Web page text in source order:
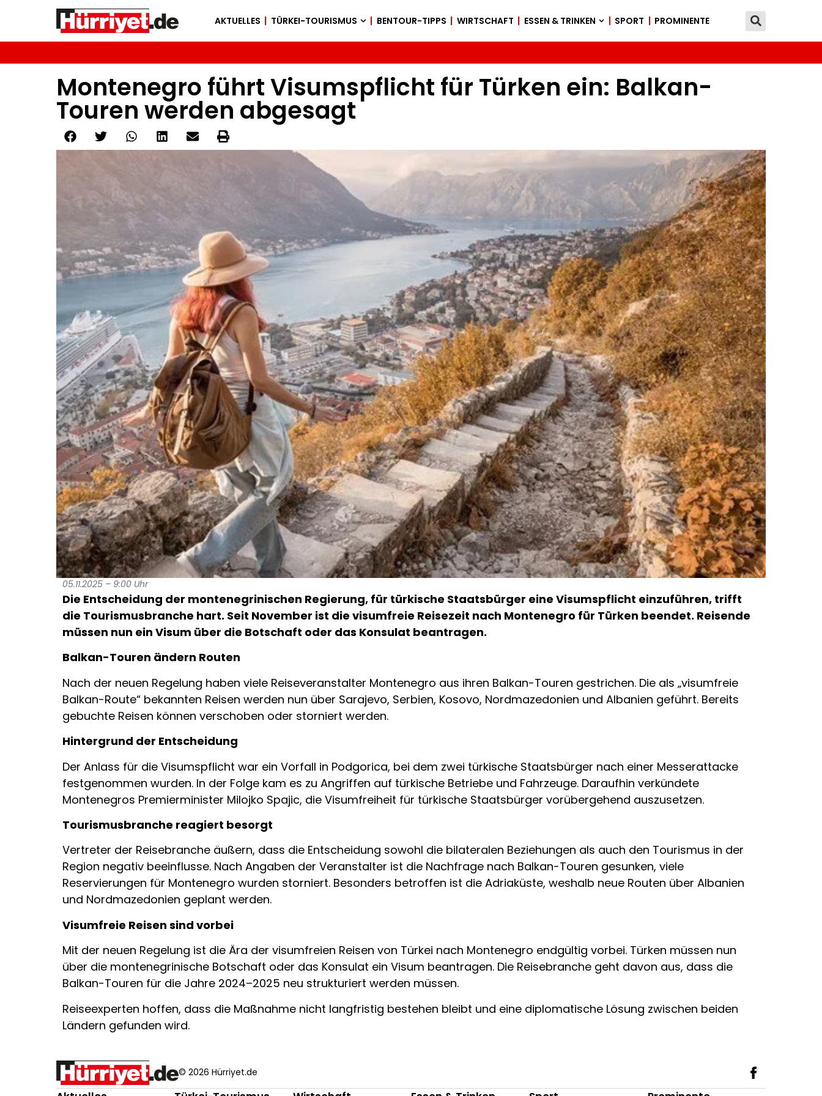
AKTUELLES TÜRKEI-TOURISMUS BENTOUR-TIPPS WIRTSCHAFT ESSEN & TRINKEN SPORT PROMINENTE
Montenegro führt Visumspflicht für Türken ein: Balkan-
Touren werden abgesagt
05.11.2025 – 9:00 Uhr
Die Entscheidung der montenegrinischen Regierung, für türkische Staatsbürger eine Visumspflicht einzuführen, trifft
die Tourismusbranche hart. Seit November ist die visumfreie Reisezeit nach Montenegro für Türken beendet. Reisende
müssen nun ein Visum über die Botschaft oder das Konsulat beantragen.
Balkan-Touren ändern Routen
Nach der neuen Regelung haben viele Reiseveranstalter Montenegro aus ihren Balkan-Touren gestrichen. Die als „visumfreie
Balkan-Route“ bekannten Reisen werden nun über Sarajevo, Serbien, Kosovo, Nordmazedonien und Albanien geführt. Bereits
gebuchte Reisen können verschoben oder storniert werden.
Hintergrund der Entscheidung
Der Anlass für die Visumspflicht war ein Vorfall in Podgorica, bei dem zwei türkische Staatsbürger nach einer Messerattacke
festgenommen wurden. In der Folge kam es zu Angriffen auf türkische Betriebe und Fahrzeuge. Daraufhin verkündete
Montenegros Premierminister Milojko Spajic, die Visumfreiheit für türkische Staatsbürger vorübergehend auszusetzen.
Tourismusbranche reagiert besorgt
Vertreter der Reisebranche äußern, dass die Entscheidung sowohl die bilateralen Beziehungen als auch den Tourismus in der
Region negativ beeinflusse. Nach Angaben der Veranstalter ist die Nachfrage nach Balkan-Touren gesunken, viele
Reservierungen für Montenegro wurden storniert. Besonders betroffen ist die Adriaküste, weshalb neue Routen über Albanien
und Nordmazedonien geplant werden.
Visumfreie Reisen sind vorbei
Mit der neuen Regelung ist die Ära der visumfreien Reisen von Türkei nach Montenegro endgültig vorbei. Türken müssen nun
über die montenegrinische Botschaft oder das Konsulat ein Visum beantragen. Die Reisebranche geht davon aus, dass die
Balkan-Touren für die Jahre 2024–2025 neu strukturiert werden müssen.
Reiseexperten hoffen, dass die Maßnahme nicht langfristig bestehen bleibt und eine diplomatische Lösung zwischen beiden
Ländern gefunden wird.
© 2026 Hürriyet.de